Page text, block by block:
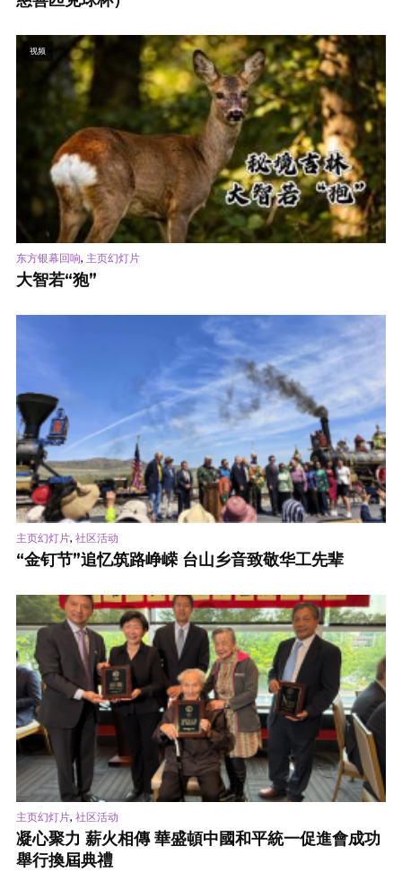
视频
东方银幕回响, 主页幻灯片
大智若“狍”
主页幻灯片, 社区活动
“金钉节”追忆筑路峥嵘 台山乡音致敬华工先辈
主页幻灯片, 社区活动
凝心聚力 薪火相傳 華盛頓中國和平統一促進會成功
舉行換屆典禮